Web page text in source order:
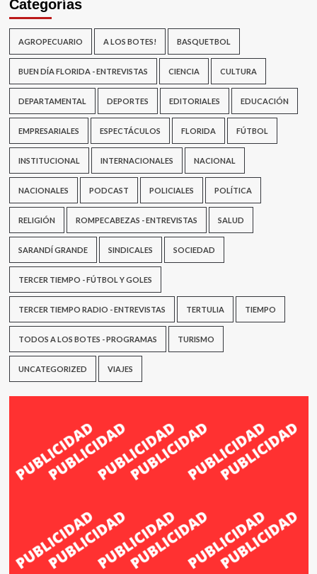
Categorías
AGROPECUARIO A LOS BOTES! BASQUETBOL
BUEN DÍA FLORIDA - ENTREVISTAS CIENCIA CULTURA
DEPARTAMENTAL DEPORTES EDITORIALES EDUCACIÓN
EMPRESARIALES ESPECTÁCULOS FLORIDA FÚTBOL
INSTITUCIONAL INTERNACIONALES NACIONAL
NACIONALES PODCAST POLICIALES POLÍTICA
RELIGIÓN ROMPECABEZAS - ENTREVISTAS SALUD
SARANDÍ GRANDE SINDICALES SOCIEDAD
TERCER TIEMPO - FÚTBOL Y GOLES
TERCER TIEMPO RADIO - ENTREVISTAS TERTULIA TIEMPO
TODOS A LOS BOTES - PROGRAMAS TURISMO
UNCATEGORIZED VIAJES